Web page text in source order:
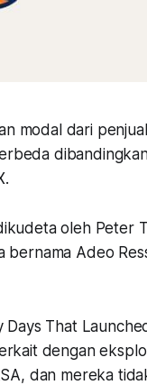
modal dari
oleh Peter
bernama Adeo
That
dengan
dan mereka